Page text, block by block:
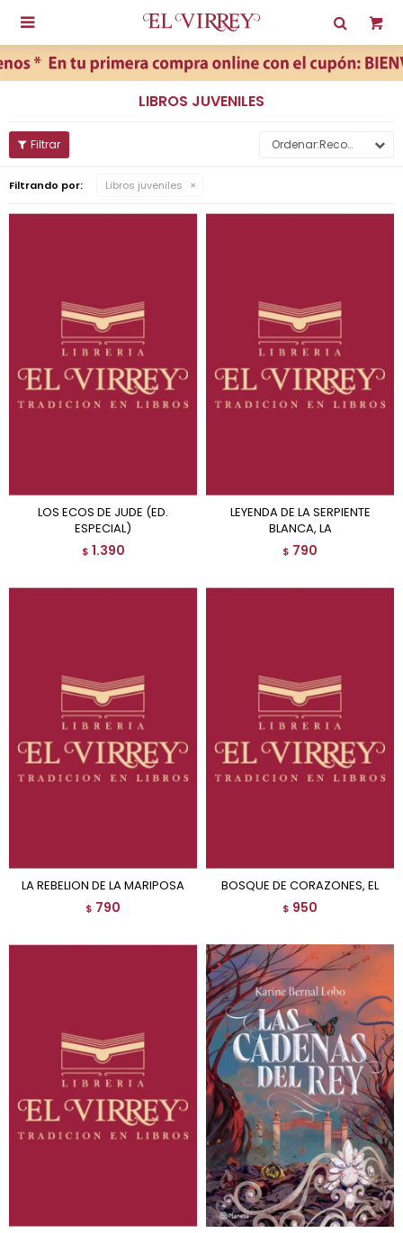

LIBROS JUVENILES
Recomendados
Filtrando por: Libros juveniles
LOS ECOS DE JUDE (ED.
ESPECIAL)
$ 1.390
LEYENDA DE LA SERPIENTE
BLANCA, LA
$ 790
LA REBELION DE LA MARIPOSA
$ 790
BOSQUE DE CORAZONES, EL
$ 950